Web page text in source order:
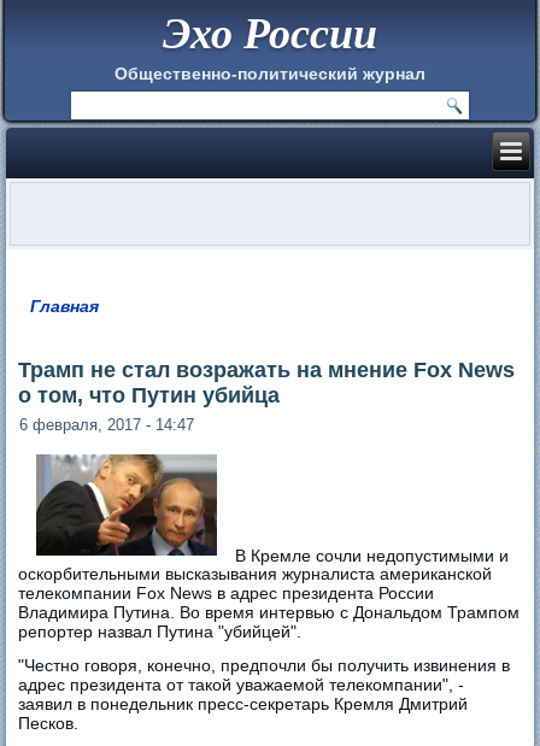
Эхо России
Общественно-политический журнал
Главная
Трамп не стал возражать на мнение Fox News
о том, что Путин убийца
6 февраля, 2017 - 14:47
В Кремле сочли недопустимыми и
оскорбительными высказывания журналиста американской
телекомпании Fox News в адрес президента России
Владимира Путина. Во время интервью с Дональдом Трампом
репортер назвал Путина "убийцей".
"Честно говоря, конечно, предпочли бы получить извинения в
адрес президента от такой уважаемой телекомпании", -
заявил в понедельник пресс-секретарь Кремля Дмитрий
Песков.